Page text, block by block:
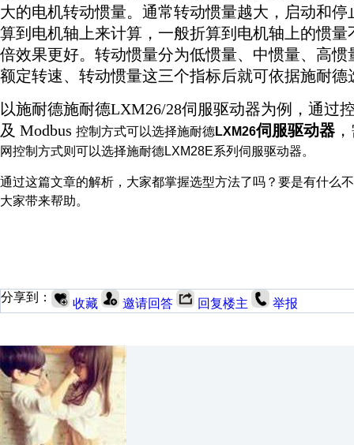
大的电机转动惯量。通常转动惯量越大，启动和
算到电机轴上来计算，一般折算到电机轴上的惯
倍效果更好。转动惯量分为低惯量、中惯量、高
额定转速、转动惯量这三个指标后就可依据施耐
以施耐德施耐德LXM26/28伺服驱动器为例，通过
及 Modbus 控制方式可以选择施耐德LXM26伺服驱动器 ，
网控制方式则可以选择施耐德LXM28E系列伺服驱动器。
通过这篇文章的解析，大家都掌握选型方法了吗？要是有什么
大家带来帮助。
分享到： 收藏 邀请回答 回复楼主 举报